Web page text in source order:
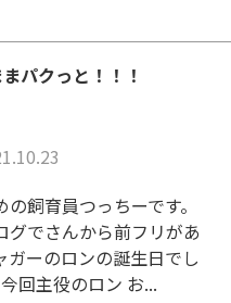
パクっと！！！
飼育員つっちーです。
グでさんから前フリがあ
ガーのロンの誕生日でし
回主役のロン お...